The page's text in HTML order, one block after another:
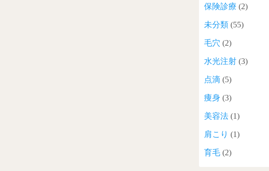
保険診療 (2)
未分類 (55)
毛穴 (2)
水光注射 (3)
点滴 (5)
痩身 (3)
美容法 (1)
肩こり (1)
育毛 (2)